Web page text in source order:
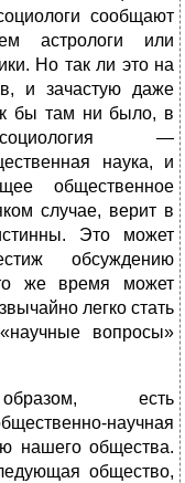
сообщают
астрологи или
Но так ли это на
и зачастую даже
бы там ни было, в
—
наука, и
общественное
случае, верит в
Это может
обсуждению
же время может
легко стать
вопросы»
есть
научная
нашего общества.
общество,